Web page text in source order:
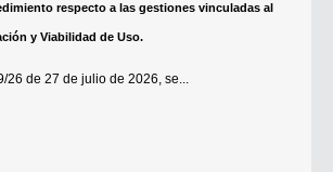
respecto a las gestiones vinculadas al
y Viabilidad de Uso.
26 de 27 de julio de 2026, se...